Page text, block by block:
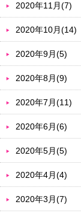
2020年11月(7)
2020年10月(14)
2020年9月(5)
2020年8月(9)
2020年7月(11)
2020年6月(6)
2020年5月(5)
2020年4月(4)
2020年3月(7)